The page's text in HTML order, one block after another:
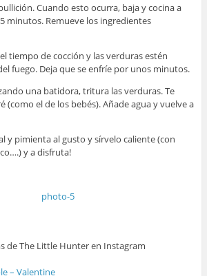
Cuando esto ocurra, baja y cocina a
minutos. Remueve los ingredientes
tiempo de cocción y las verduras estén
fuego. Deja que se enfríe por unos minutos.
una batidora, tritura las verduras. Te
(como el de los bebés). Añade agua y vuelve a
y pimienta al gusto y sírvelo caliente (con
y a disfruta!
de The Little Hunter en Instagram
– Valentine